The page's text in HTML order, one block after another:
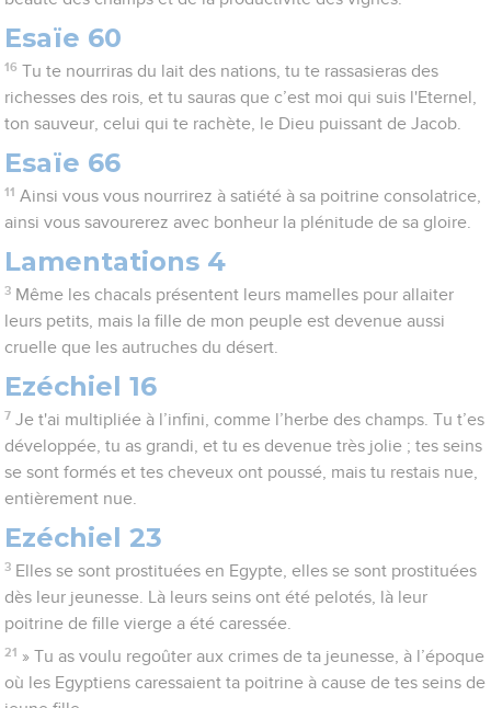
Esaïe 60
16 Tu te nourriras du lait des nations, tu te rassasieras des
richesses des rois, et tu sauras que c’est moi qui suis l'Eternel,
ton sauveur, celui qui te rachète, le Dieu puissant de Jacob.
Esaïe 66
11 Ainsi vous vous nourrirez à satiété à sa poitrine consolatrice,
ainsi vous savourerez avec bonheur la plénitude de sa gloire.
Lamentations 4
3 Même les chacals présentent leurs mamelles pour allaiter
leurs petits, mais la fille de mon peuple est devenue aussi
cruelle que les autruches du désert.
Ezéchiel 16
7 Je t'ai multipliée à l’infini, comme l’herbe des champs. Tu t’es
développée, tu as grandi, et tu es devenue très jolie ; tes seins
se sont formés et tes cheveux ont poussé, mais tu restais nue,
entièrement nue.
Ezéchiel 23
3 Elles se sont prostituées en Egypte, elles se sont prostituées
dès leur jeunesse. Là leurs seins ont été pelotés, là leur
poitrine de fille vierge a été caressée.
21 » Tu as voulu regoûter aux crimes de ta jeunesse, à l’époque
où les Egyptiens caressaient ta poitrine à cause de tes seins de